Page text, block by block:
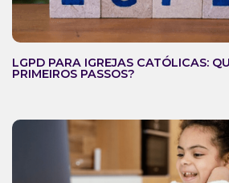
LGPD PARA IGREJAS CATÓLICAS:
PRIMEIROS PASSOS?